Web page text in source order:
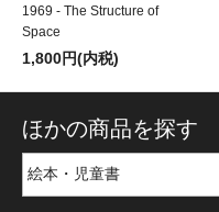
1969 - The Structure of
Space
1,800円(内税)
ほかの商品を探す